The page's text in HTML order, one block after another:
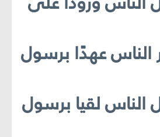
الناس عهدًا برسول
الناس لقيا برسول